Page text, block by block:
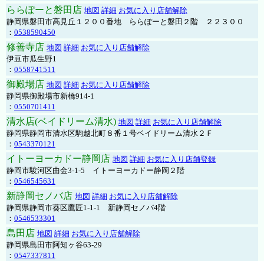
ららぽーと磐田店 地図 詳細 お気に入り店舗解除
静岡県磐田市高見丘１２００番地 ららぽーと磐田２階 ２２３００
： 0538590450
修善寺店 地図 詳細 お気に入り店舗解除
伊豆市瓜生野1
： 0558741511
御殿場店 地図 詳細 お気に入り店舗解除
静岡県御殿場市新橋914-1
： 0550701411
清水店(ベイドリーム清水) 地図 詳細 お気に入り店舗解除
静岡県静岡市清水区駒越北町８番１号ベイドリーム清水２Ｆ
： 0543370121
イトーヨーカドー静岡店 地図 詳細 お気に入り店舗登録
静岡市駿河区曲金3-1-5 イトーヨーカドー静岡２階
： 0546545631
新静岡セノバ店 地図 詳細 お気に入り店舗解除
静岡県静岡市葵区鷹匠1-1-1 新静岡セノバ4階
： 0546533301
島田店 地図 詳細 お気に入り店舗解除
静岡県島田市阿知ヶ谷63-29
： 0547337811